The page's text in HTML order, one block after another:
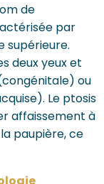
de
par
supérieure.
deux yeux et
ou
Le ptosis
affaissement à
paupière, ce